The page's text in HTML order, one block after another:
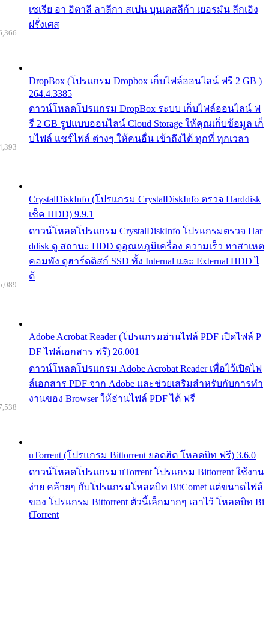
เซเรีย อา อิตาลี ลาลีกา สเปน บุนเดสลีก้า เยอรมัน ลีกเอิง
ฝรั่งเศส
DropBox (โปรแกรม Dropbox เก็บไฟล์ออนไลน์ ฟรี 2 GB )
264.4.3385
ดาวน์โหลดโปรแกรม DropBox ระบบ เก็บไฟล์ออนไลน์ ฟ
รี 2 GB รูปแบบออนไลน์ Cloud Storage ให้คุณเก็บข้อมูล เก็
บไฟล์ แชร์ไฟล์ ต่างๆ ให้คนอื่น เข้าถึงได้ ทุกที่ ทุกเวลา
CrystalDiskInfo (โปรแกรม CrystalDiskInfo ตรวจ Harddisk
เช็ค HDD) 9.9.1
ดาวน์โหลดโปรแกรม CrystalDiskInfo โปรแกรมตรวจ Har
ddisk ดู สถานะ HDD ดูอุณหภูมิเครื่อง ความเร็ว หาสาเหต
คอมพัง ดูฮาร์ดดิสก์ SSD ทั้ง Internal และ External HDD ไ
ด้
Adobe Acrobat Reader (โปรแกรมอ่านไฟล์ PDF เปิดไฟล์ P
DF ไฟล์เอกสาร ฟรี) 26.001
ดาวน์โหลดโปรแกรม Adobe Acrobat Reader เพื่อไว้เปิดไฟ
ล์เอกสาร PDF จาก Adobe และช่วยเสริมสำหรับกับการทำ
งานของ Browser ให้อ่านไฟล์ PDF ได้ ฟรี
uTorrent (โปรแกรม Bittorrent ยอดฮิต โหลดบิท ฟรี) 3.6.0
ดาวน์โหลดโปรแกรม uTorrent โปรแกรม Bittorrent ใช้งาน
ง่าย คล้ายๆ กับโปรแกรมโหลดบิท BitComet แต่ขนาดไฟล์
ของ โปรแกรม Bittorrent ตัวนี้เล็กมากๆ เอาไว้ โหลดบิท Bi
tTorrent